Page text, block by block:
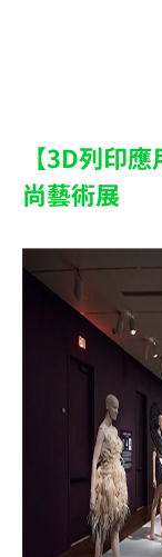
【3D列印
尚藝術展